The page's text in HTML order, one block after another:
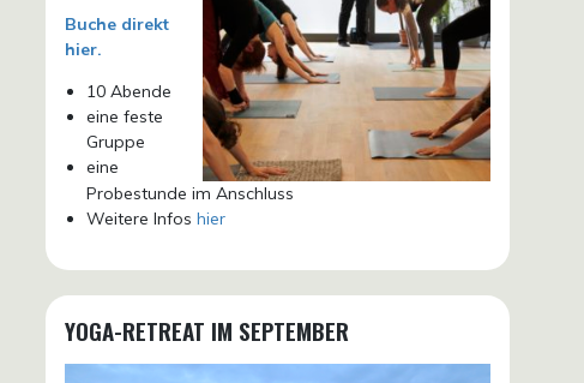
Buche direkt
hier.
10 Abende
eine feste
Gruppe
eine
Probestunde im Anschluss
Weitere Infos hier
YOGA-RETREAT IM SEPTEMBER